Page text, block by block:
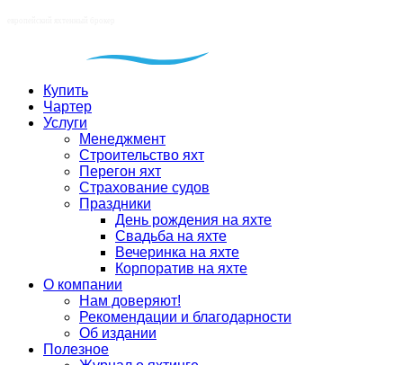
Купить
Чартер
Услуги
Менеджмент
Строительство яхт
Перегон яхт
Страхование судов
Праздники
День рождения на яхте
Свадьба на яхте
Вечеринка на яхте
Корпоратив на яхте
О компании
Нам доверяют!
Рекомендации и благодарности
Об издании
Полезное